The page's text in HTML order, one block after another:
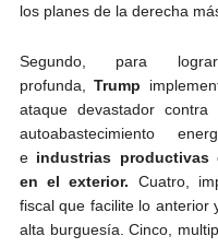
los planes de la derecha
Segundo, para
profunda,
Trump
ataque devastador
autoabastecimiento
eindustrias productivas
en el exterior. Cuatro,
fiscal que facilite lo anterior
alta burguesía. Cinco,